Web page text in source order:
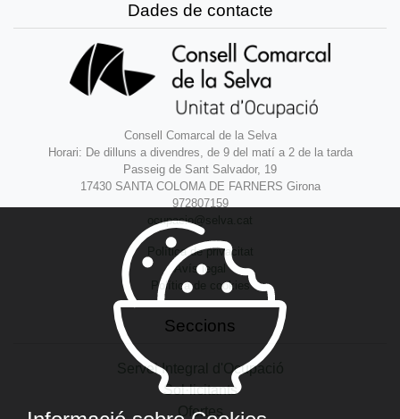
Dades de contacte
Consell Comarcal de la Selva
Horari: De dilluns a divendres, de 9 del matí a 2 de la tarda
Passeig de Sant Salvador, 19
17430 SANTA COLOMA DE FARNERS Girona
972807159
ocupacio@selva.cat
Política de privacitat
Avís legal
Política de cookies
Seccions
Servei Integral d'Ocupació
Sol·licitants
Ofertes